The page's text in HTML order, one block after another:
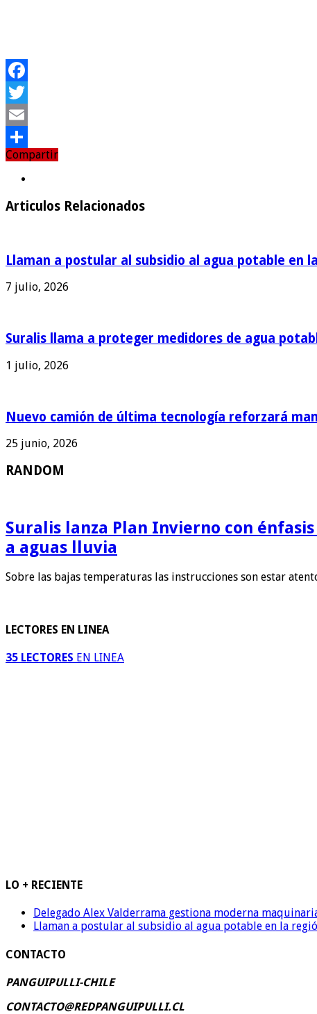
Facebook
Twitter
Email
Compartir
Compartir
Articulos Relacionados
Llaman a postular al subsidio al agua potable en
7 julio, 2026
Suralis llama a proteger medidores de agua
1 julio, 2026
Nuevo camión de última tecnología reforzará
25 junio, 2026
RANDOM
Suralis lanza Plan Invierno con
a aguas lluvia
Sobre las bajas temperaturas las instrucciones son estar
LECTORES EN LINEA
35 LECTORES EN LINEA
LO + RECIENTE
Delegado Alex Valderrama gestiona moderna
Llaman a postular al subsidio al agua potable en la
CONTACTO
PANGUIPULLI-CHILE
CONTACTO@REDPANGUIPULLI.CL